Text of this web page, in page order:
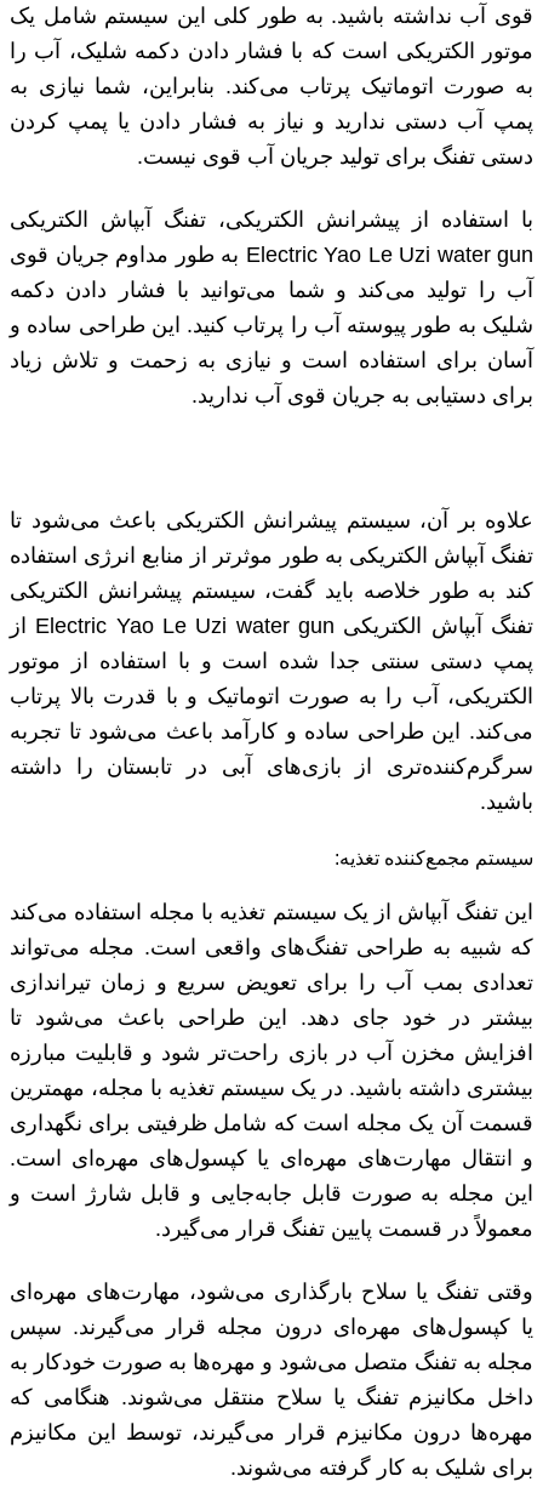
قوی آب نداشته باشید. به طور کلی این سیستم شامل یک
موتور الکتریکی است که با فشار دادن دکمه شلیک، آب را
به صورت اتوماتیک پرتاب می‌کند. بنابراین، شما نیازی به
پمپ آب دستی ندارید و نیاز به فشار دادن یا پمپ کردن
دستی تفنگ برای تولید جریان آب قوی نیست.
با استفاده از پیشرانش الکتریکی، تفنگ آبپاش الکتریکی
Electric Yao Le Uzi water gun به طور مداوم جریان قوی
آب را تولید می‌کند و شما می‌توانید با فشار دادن دکمه
شلیک به طور پیوسته آب را پرتاب کنید. این طراحی ساده و
آسان برای استفاده است و نیازی به زحمت و تلاش زیاد
برای دستیابی به جریان قوی آب ندارید.
علاوه بر آن، سیستم پیشرانش الکتریکی باعث می‌شود تا
تفنگ آبپاش الکتریکی به طور موثرتر از منابع انرژی استفاده
کند به طور خلاصه باید گفت، سیستم پیشرانش الکتریکی
تفنگ آبپاش الکتریکی Electric Yao Le Uzi water gun از
پمپ دستی سنتی جدا شده است و با استفاده از موتور
الکتریکی، آب را به صورت اتوماتیک و با قدرت بالا پرتاب
می‌کند. این طراحی ساده و کارآمد باعث می‌شود تا تجربه
سرگرم‌کننده‌تری از بازی‌های آبی در تابستان را داشته
باشید.
سیستم مجمع‌کننده تغذیه:
این تفنگ آبپاش از یک سیستم تغذیه با مجله استفاده می‌کند
که شبیه به طراحی تفنگ‌های واقعی است. مجله می‌تواند
تعدادی بمب آب را برای تعویض سریع و زمان تیراندازی
بیشتر در خود جای دهد. این طراحی باعث می‌شود تا
افزایش مخزن آب در بازی راحت‌تر شود و قابلیت مبارزه
بیشتری داشته باشید. در یک سیستم تغذیه با مجله، مهمترین
قسمت آن یک مجله است که شامل ظرفیتی برای نگهداری
و انتقال مهارت‌های مهره‌ای یا کپسول‌های مهره‌ای است.
این مجله به صورت قابل جابه‌جایی و قابل شارژ است و
معمولاً در قسمت پایین تفنگ قرار می‌گیرد.
وقتی تفنگ یا سلاح بارگذاری می‌شود، مهارت‌های مهره‌ای
یا کپسول‌های مهره‌ای درون مجله قرار می‌گیرند. سپس
مجله به تفنگ متصل می‌شود و مهره‌ها به صورت خودکار به
داخل مکانیزم تفنگ یا سلاح منتقل می‌شوند. هنگامی که
مهره‌ها درون مکانیزم قرار می‌گیرند، توسط این مکانیزم
برای شلیک به کار گرفته می‌شوند.